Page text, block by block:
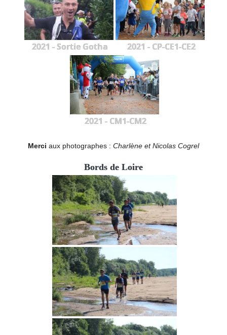
2021 - Sortie Gotha 2021 - CP-CE1-CE2
2021 - CM1-CM2
Merci aux photographes : Charlène et Nicolas Cogrel
Bords de Loire